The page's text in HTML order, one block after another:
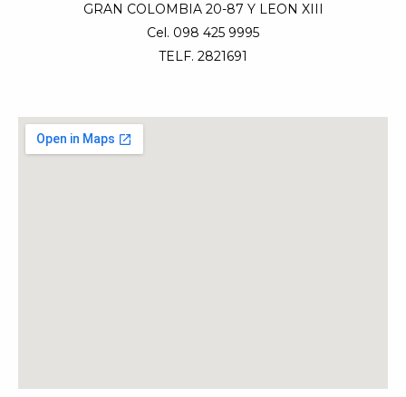
GRAN COLOMBIA 20-87 Y LEON XIII
Cel. 098 425 9995
TELF. 2821691